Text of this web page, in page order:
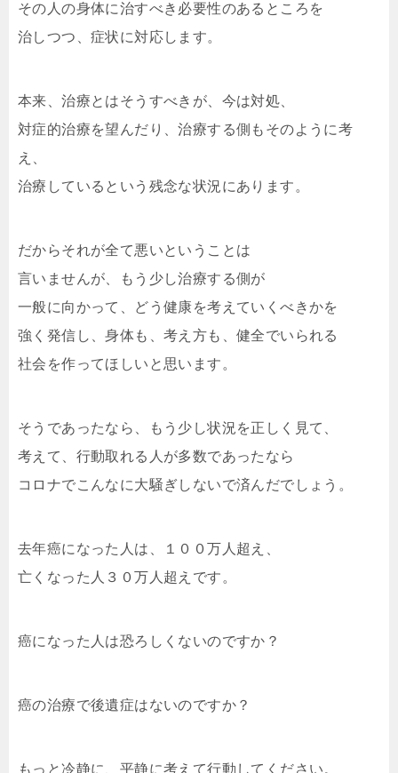
その人の身体に治すべき必要性のあるところを
治しつつ、症状に対応します。
本来、治療とはそうすべきが、今は対処、
対症的治療を望んだり、治療する側もそのように考
え、
治療しているという残念な状況にあります。
だからそれが全て悪いということは
言いませんが、もう少し治療する側が
一般に向かって、どう健康を考えていくべきかを
強く発信し、身体も、考え方も、健全でいられる
社会を作ってほしいと思います。
そうであったなら、もう少し状況を正しく見て、
考えて、行動取れる人が多数であったなら
コロナでこんなに大騒ぎしないで済んだでしょう。
去年癌になった人は、１００万人超え、
亡くなった人３０万人超えです。
癌になった人は恐ろしくないのですか？
癌の治療で後遺症はないのですか？
もっと冷静に、平静に考えて行動してください。